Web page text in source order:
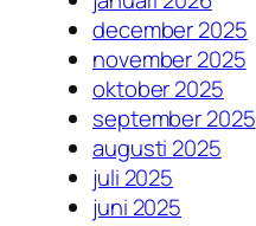
december 2025
november 2025
oktober 2025
september 2025
augusti 2025
juli 2025
juni 2025